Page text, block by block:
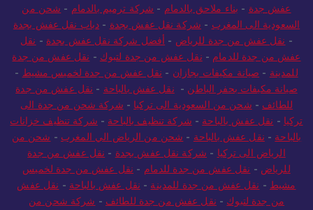
عفش جدة - بناء ملاحق بالدمام - شركة ترميم بالدمام - شحن من
السعودية الى المغرب - شركة نقل عفش بجدة - دباب نقل عفش بجدة
- نقل عفش من جدة للرياض - أفضل شركة نقل عفش بجدة - نقل
عفش من جدة للدمام - نقل عفش من جدة لتبوك - نقل عفش من جدة
للمدينة - صيانة مكيفات بجازان - نقل عفش من جدة لخميس مشيط -
صيانة مكيفات بحفر الباطن - نقل عفش بالباحة - نقل عفش من جدة
للطائف - شحن من السعودية الى تركيا - شركة شحن من جدة الى
تركيا - نقل عفش بالباحة - شركة تنظيف بالباحة - شركة تنظيف خزانات
بالباحة - نقل عفش بالباحة - شحن من الرياض الي المغرب - شحن من
الرياض الى تركيا - شركة نقل عفش بجدة - نقل عفش من جدة
للرياض - نقل عفش من جدة للدمام - نقل عفش من جدة لخميس
مشيط - نقل عفش من جدة للمدينة - نقل عفش بالباحة - نقل عفش
من جدة لتبوك - نقل عفش من جدة للطائف - شركة شحن من